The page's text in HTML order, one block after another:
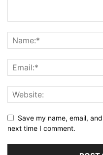
Save my name, email,
next time I comment.